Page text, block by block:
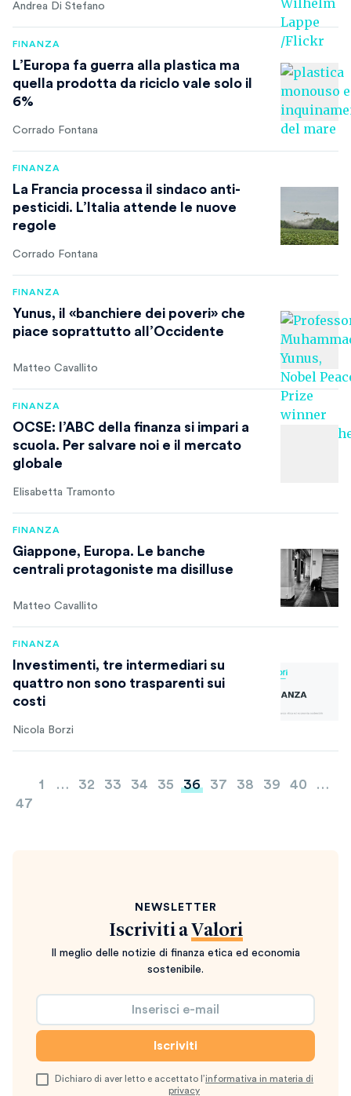
Andrea Di Stefano
FINANZA
L’Europa fa guerra alla plastica ma
quella prodotta da riciclo vale solo il
6%
Corrado Fontana
FINANZA
La Francia processa il sindaco anti-
pesticidi. L’Italia attende le nuove
regole
Corrado Fontana
FINANZA
Yunus, il «banchiere dei poveri» che
piace soprattutto all’Occidente
Matteo Cavallito
FINANZA
OCSE: l’ABC della finanza si impari a
scuola. Per salvare noi e il mercato
globale
Elisabetta Tramonto
FINANZA
Giappone, Europa. Le banche
centrali protagoniste ma disilluse
Matteo Cavallito
FINANZA
Investimenti, tre intermediari su
quattro non sono trasparenti sui
costi
Nicola Borzi
Paginazione
degli
1 … 32 33 34 35 36 37 38 39 40
…
47
NEWSLETTER
Iscriviti a Valori
Il meglio delle notizie di finanza etica ed economia
sostenibile.
Dichiaro di aver letto e accettato l’informativa in materia di
privacy